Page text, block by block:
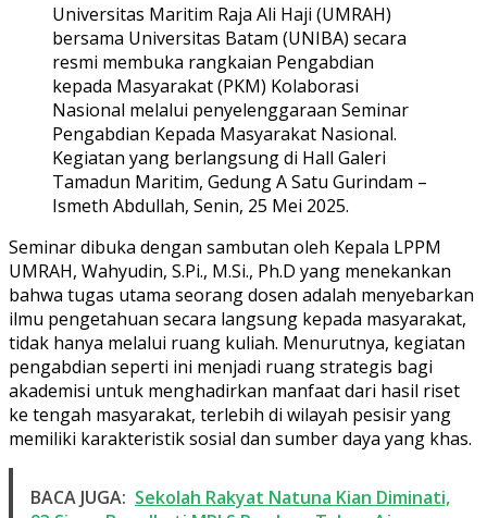
Universitas Maritim Raja Ali Haji (UMRAH)
bersama Universitas Batam (UNIBA) secara
resmi membuka rangkaian Pengabdian
kepada Masyarakat (PKM) Kolaborasi
Nasional melalui penyelenggaraan Seminar
Pengabdian Kepada Masyarakat Nasional.
Kegiatan yang berlangsung di Hall Galeri
Tamadun Maritim, Gedung A Satu Gurindam –
Ismeth Abdullah, Senin, 25 Mei 2025.
Seminar dibuka dengan sambutan oleh Kepala LPPM
UMRAH, Wahyudin, S.Pi., M.Si., Ph.D yang menekankan
bahwa tugas utama seorang dosen adalah menyebarkan
ilmu pengetahuan secara langsung kepada masyarakat,
tidak hanya melalui ruang kuliah. Menurutnya, kegiatan
pengabdian seperti ini menjadi ruang strategis bagi
akademisi untuk menghadirkan manfaat dari hasil riset
ke tengah masyarakat, terlebih di wilayah pesisir yang
memiliki karakteristik sosial dan sumber daya yang khas.
BACA JUGA: Sekolah Rakyat Natuna Kian Diminati,